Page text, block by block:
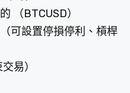
（BTCUSD）
可設置停損停利、槓桿
易）